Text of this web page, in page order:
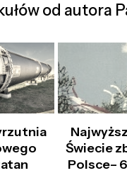
od autora
Świecie
Polsce–